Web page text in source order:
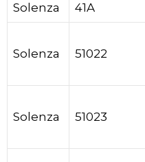
Solenza 41A
Solenza 51022
Solenza 51023